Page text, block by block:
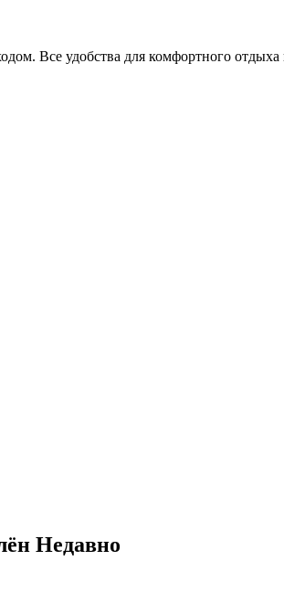
Все удобства для комфортного
Недавно